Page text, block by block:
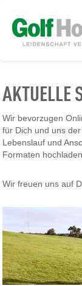
AKTUELLE
Wir bevorzugen
für Dich und uns
Lebenslauf und
Formaten hochladen.
Wir freuen uns auf